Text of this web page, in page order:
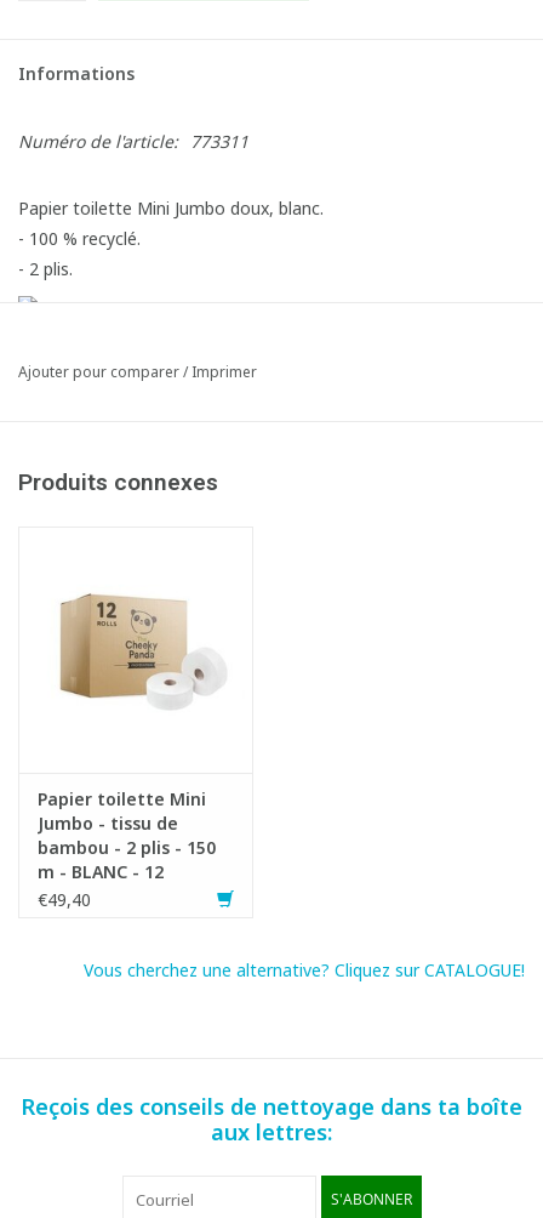
Informations
Numéro de l'article: 773311
Papier toilette Mini Jumbo doux, blanc.
- 100 % recyclé.
- 2 plis.
Fiche produit
Ajouter pour comparer/Imprimer
Produits connexes
Papier toilette Mini
Jumbo - tissu de
bambou - 2 plis - 150
m - BLANC - 12
rouleaux - Cheeky
€49,40
Vous cherchez une alternative? Cliquez sur CATALOGUE!
Reçois des conseils de nettoyage dans ta boîte
aux lettres:
S'ABONNER